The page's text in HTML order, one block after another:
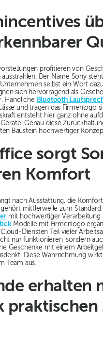
profitieren von
Der Name Sony
selbst ein Wort
sich hervorragend als
Handliche Bluetooth
und tragen das Firmenlogo
entsteht hier ganz ohne
Genau diese
Baustein hochwertiger
sorgt
Komfort
nach Ausstattung, die
mittlerweile zum Standard
mit hochwertiger Verarbeitung
Modelle mit Firmenlogo
Diensten Teil vieler
nur funktionieren, sondern
Geschenke mit einem
Diese Wahrnehmung
Team aus.
erhalten